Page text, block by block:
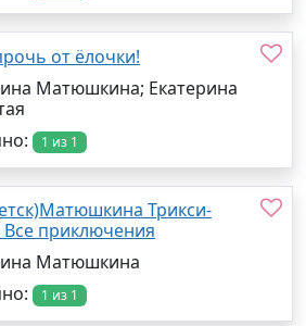
от ёлочки!
Матюшкина; Екатерина
1 из 1
Трикси-
приключения
Матюшкина
1 из 1